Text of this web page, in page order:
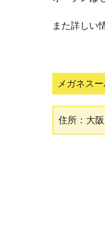
また詳しい
メガネス
住所：大